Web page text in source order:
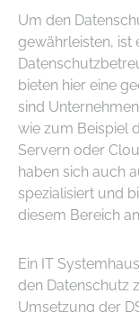
Um den
gewährleisten, ist
bieten hier eine
sind
wie zum Beispiel
Servern oder
haben sich auch
spezialisiert und
diesem Bereich
Ein IT
den Datenschutz
Umsetzung der